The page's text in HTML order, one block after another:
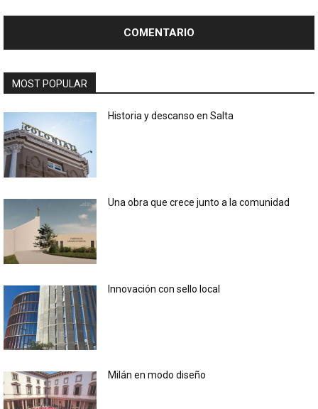
MOST POPULAR
Historia y descanso en Salta
Una obra que crece junto a la comunidad
Innovación con sello local
Milán en modo diseño